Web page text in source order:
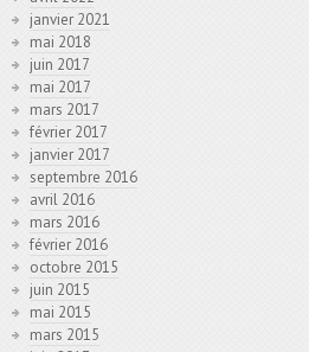
janvier 2021
mai 2018
juin 2017
mai 2017
mars 2017
février 2017
janvier 2017
septembre 2016
avril 2016
mars 2016
février 2016
octobre 2015
juin 2015
mai 2015
mars 2015